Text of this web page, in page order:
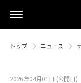
トップ ニュース
2026年04月01日 (公開日)